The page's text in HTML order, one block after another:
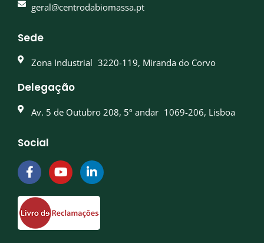
geral@centrodabiomassa.pt
Sede
Zona Industrial 3220-119, Miranda do Corvo
Delegação
Av. 5 de Outubro 208, 5º andar 1069-206, Lisboa
Social
F
a
c
e
b
o
Y
o
u
t
u
L
i
n
k
e